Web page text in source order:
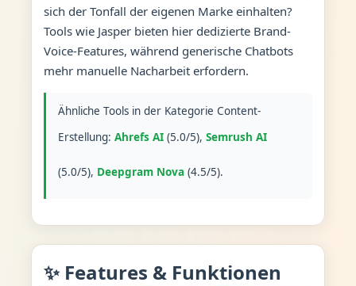
sich der Tonfall der eigenen Marke einhalten?
Tools wie Jasper bieten hier dedizierte Brand-
Voice-Features, während generische Chatbots
mehr manuelle Nacharbeit erfordern.
Ähnliche Tools in der Kategorie Content-
Erstellung: Ahrefs AI(5.0/5), Semrush AI
(5.0/5), Deepgram Nova(4.5/5).
✨ Features & Funktionen